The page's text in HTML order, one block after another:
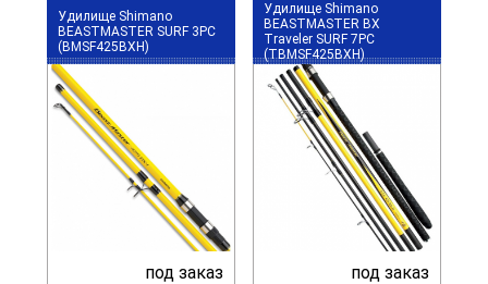
Удилище Shimano
BEASTMASTER SURF 3PC
(BMSF425BXH)
под заказ
Удилище Shimano
BEASTMASTER BX
Traveler SURF 7PC
(TBMSF425BXH)
под заказ